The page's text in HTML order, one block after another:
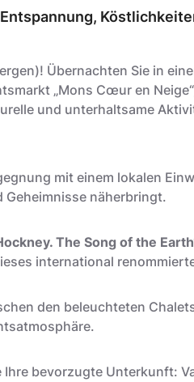
Übernachten Sie in
„Mons Cœur en
und unterhaltsame
mit einem lokalen
näherbringt.
The Song of the
international
den beleuchteten
Ihre bevorzugte Unterkunft: